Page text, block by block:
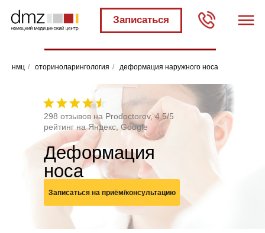
Записаться
нмц / оториноларингология / деформация наружного носа
Деформация
носа
Записаться на приём/консультацию
298 отзывов на Prodoctorov, 4,5/5
рейтинг на Яндекс, Google